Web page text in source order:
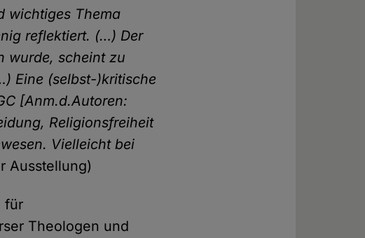
wichtiges Thema
reflektiert. (…) Der
wurde, scheint zu
Eine (selbst-)kritische
[Anm.d.Autoren:
Religionsfreiheit
Vielleicht bei
Ausstellung)
für
Theologen und